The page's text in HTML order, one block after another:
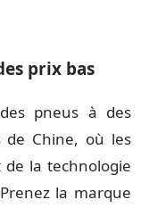
prix bas
pneus à des
de Chine, où les
la technologie
la marque